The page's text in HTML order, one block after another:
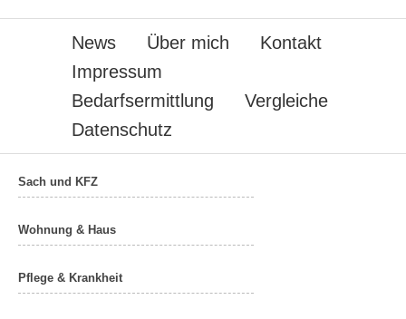
News Über mich
Kontakt
Impressum
Bedarfsermittlung
Vergleiche
Datenschutz
Sach und KFZ
Wohnung & Haus
Pflege & Krankheit